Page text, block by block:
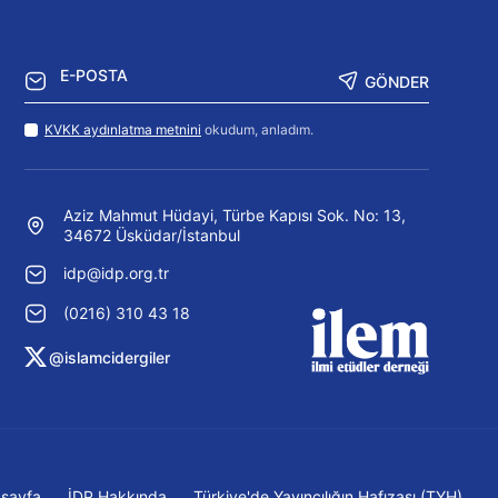
GÖNDER
KVKK aydınlatma metnini okudum, anladım.
Aziz Mahmut Hüdayi, Türbe Kapısı Sok. No: 13,
34672 Üsküdar/İstanbul
idp@idp.org.tr
(0216) 310 43 18
@islamcidergiler